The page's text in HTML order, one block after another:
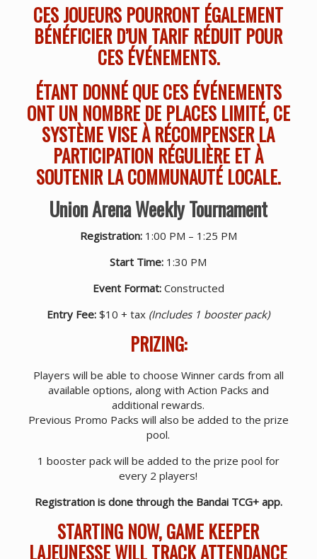
CES JOUEURS POURRONT ÉGALEMENT
BÉNÉFICIER D’UN TARIF RÉDUIT POUR
CES ÉVÉNEMENTS.
ÉTANT DONNÉ QUE CES ÉVÉNEMENTS
ONT UN NOMBRE DE PLACES LIMITÉ, CE
SYSTÈME VISE À RÉCOMPENSER LA
PARTICIPATION RÉGULIÈRE ET À
SOUTENIR LA COMMUNAUTÉ LOCALE.
Union Arena Weekly Tournament
Registration:1:00 PM – 1:25 PM
Start Time: 1:30 PM
Event Format:Constructed
Entry Fee: $10 + tax (Includes 1 booster pack)
PRIZING:
Players will be able to choose Winner cards from all
available options, along with Action Packs and
additional rewards.
Previous Promo Packs will also be added to the prize
pool.
1 booster pack will be added to the prize pool for
every 2 players!
Registration is done through the Bandai TCG+ app.
STARTING NOW, GAME KEEPER
LAJEUNESSE WILL TRACK ATTENDANCE